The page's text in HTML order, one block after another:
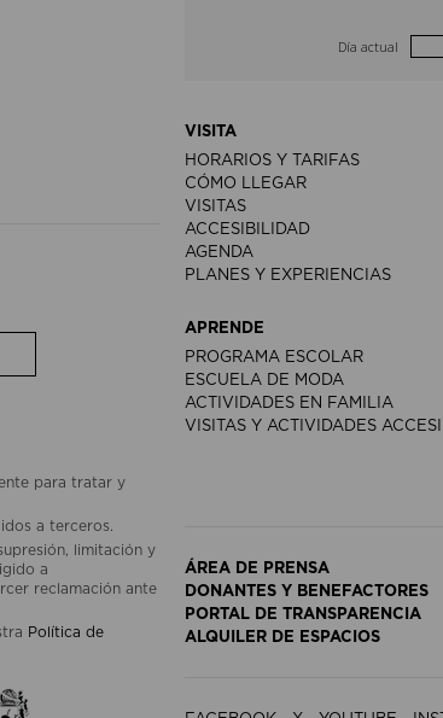
Día actual
para tratar y
a terceros.
limitación y
a
reclamación ante
Política de
VISITA
HORARIOS Y TARIFAS
CÓMO LLEGAR
VISITAS
ACCESIBILIDAD
AGENDA
PLANES Y EXPERIENCIAS
APRENDE
PROGRAMA ESCOLAR
ESCUELA DE MODA
ACTIVIDADES EN FAMILIA
VISITAS Y ACTIVIDADES
ÁREA DE PRENSA
DONANTES Y BENEFACTORES
PORTAL DE TRANSPARENCIA
ALQUILER DE ESPACIOS